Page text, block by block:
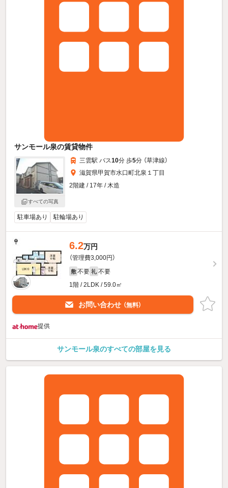
サンモール泉の賃貸物件
すべての写真
三雲駅 バス10分 歩5分 （草津線）
滋賀県甲賀市水口町北泉１丁目
2階建 / 17年 / 木造
駐車場あり 駐輪場あり
6.2万円
（管理費3,000円）
敷 不要 礼 不要
1階 / 2LDK / 59.0㎡
お問い合わせ （無料）
提供
サンモール泉のすべての部屋を見る